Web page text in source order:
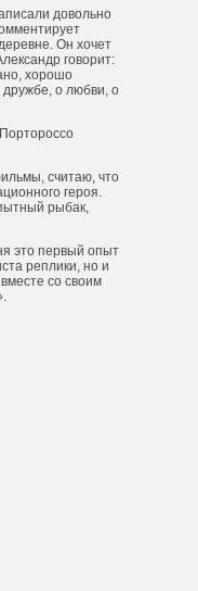
довольно
Он хочет
говорит:
хорошо
дружбе, о любви, о
считаю, что
героя.
рыбак,
это первый опыт
реплики, но и
со своим